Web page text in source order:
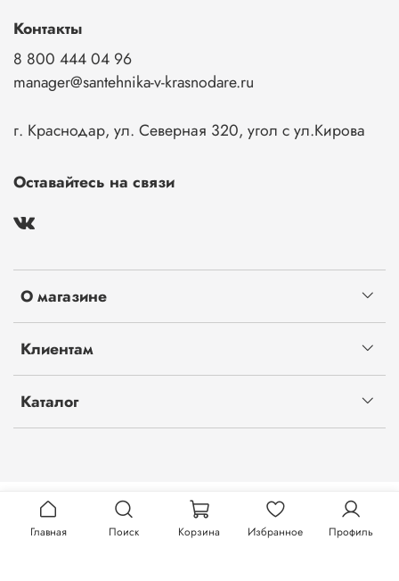
О магазине
Клиентам
Каталог
Контакты
8 800 444 04 96
manager@santehnika-v-krasnodare.ru
г. Краснодар, ул. Северная 320, угол с ул.Кирова
Оставайтесь на связи
Главная Поиск Корзина Избранное Профиль